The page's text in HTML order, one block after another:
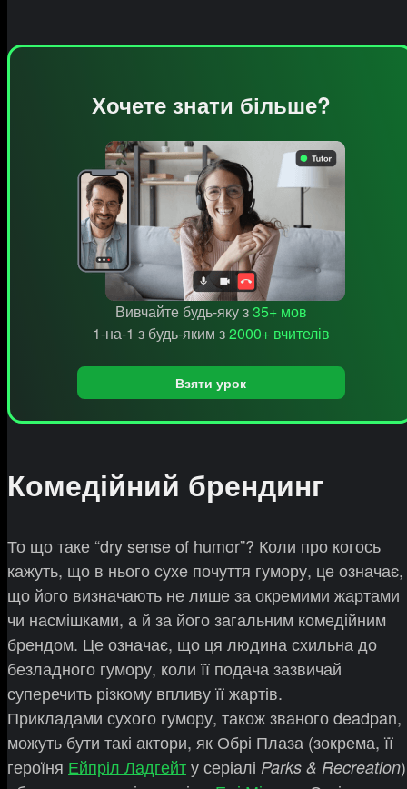
Хочете знати більше?
Вивчайте будь-яку з35+ мов
1-на-1 з будь-яким з2000+ вчителів
Взяти урок
Комедійний брендинг
То що таке “dry sense of humor”? Коли про когось
кажуть, що в нього сухе почуття гумору, це означає,
що його визначають не лише за окремими жартами
чи насмішками, а й за його загальним комедійним
брендом. Це означає, що ця людина схильна до
безладного гумору, коли її подача зазвичай
суперечить різкому впливу її жартів.
Прикладами сухого гумору, також званого deadpan,
можуть бути такі актори, як Обрі Плаза (зокрема, її
героїня Ейпріл Ладгейту серіалі Parks & Recreation)